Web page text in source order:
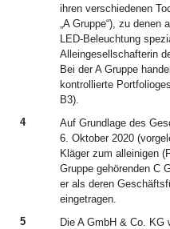
ihren verschiedenen
„A Gruppe“), zu denen
LED-Beleuchtung
Alleingesellschafterin
Bei der A Gruppe
kontrollierte
B3).
4
Auf Grundlage des
6. Oktober 2020
Kläger zum alleinigen
Gruppe gehörenden C
er als deren
eingetragen.
5
Die A GmbH & Co. KG